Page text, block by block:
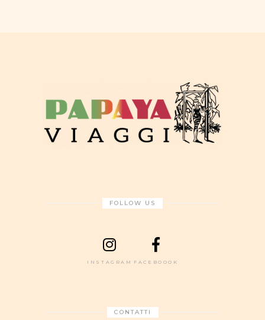
FOLLOW US
INSTAGRAM FACEBOOOK
CONTATTI